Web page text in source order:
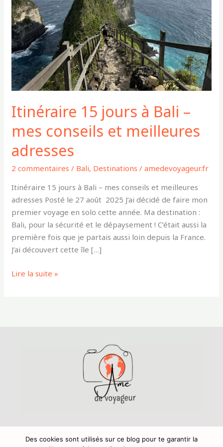
Itinéraire 15 jours à Bali –
mes conseils et meilleures
adresses
2 commentaires / Bali, Destinations /amedevoyageur.fr
Itinéraire 15 jours à Bali – mes conseils et meilleures
adresses Posté le 27 août 2025 J’ai décidé de faire mon
premier voyage en solo cette année. Ma destination :
Bali, pour la sécurité et le dépaysement ! C’était aussi la
première fois que je partais aussi loin depuis la France.
J’ai découvert cette île […]
–
mes
conseils
et
meilleures
adresses
Lire la suite »
Mentions légales,
Copyright © 2024 Amedevoyageur.fr
Des cookies sont utilisés sur ce blog pour te garantir la